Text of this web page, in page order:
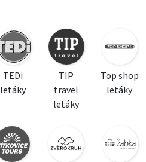
TEDi
letáky
TIP
travel
letáky
Top shop
letáky